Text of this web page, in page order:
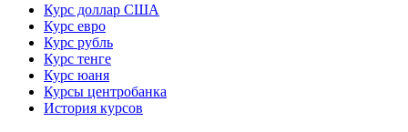
Курс доллар США
Курс евро
Курс рубль
Курс тенге
Курс юаня
Курсы центробанка
История курсов